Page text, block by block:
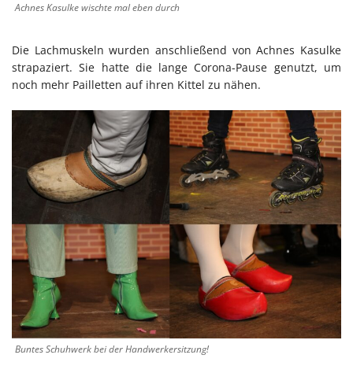
Achnes Kasulke wischte mal eben durch
Die Lachmuskeln wurden anschließend von Achnes Kasulke
strapaziert. Sie hatte die lange Corona-Pause genutzt, um
noch mehr Pailletten auf ihren Kittel zu nähen.
Buntes Schuhwerk bei der Handwerkersitzung!